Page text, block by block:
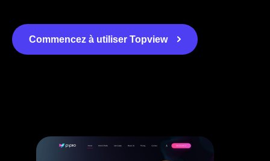
Commencez à utiliser Topview